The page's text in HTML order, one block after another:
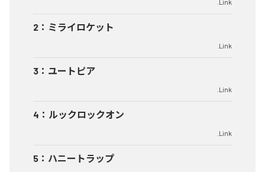
.Link
2 ： ミライロケット
.Link
3 ： ユートピア
.Link
4 ： ルックロックオン
.Link
5 ： ハニートラップ